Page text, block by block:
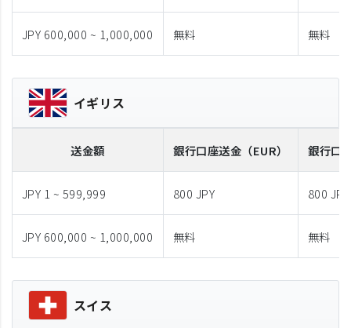
JPY 600,000 ~ 1,000,000 無料 無料
イギリス
送金額 銀行口座送金 （EUR） 銀行口
JPY 1 ~ 599,999 800 JPY 800 JPY
JPY 600,000 ~ 1,000,000 無料 無料
スイス